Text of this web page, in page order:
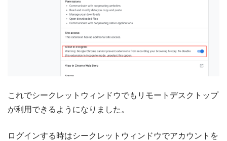
これでシークレットウィンドウでもリモートデスクトップ
が利用できるようになりました。
ログインする時はシークレットウィンドウでアカウントを